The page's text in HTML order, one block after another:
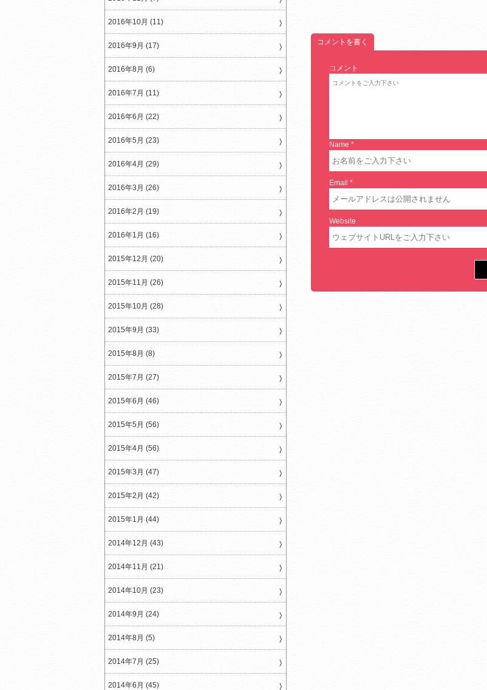
コメントを書く
コメント
Name *
Email *
Website
2016年10月 (11)
2016年9月 (17)
2016年8月 (6)
2016年7月 (11)
2016年6月 (22)
2016年5月 (23)
2016年4月 (29)
2016年3月 (26)
2016年2月 (19)
2016年1月 (16)
2015年12月 (20)
2015年11月 (26)
2015年10月 (28)
2015年9月 (33)
2015年8月 (8)
2015年7月 (27)
2015年6月 (46)
2015年5月 (56)
2015年4月 (56)
2015年3月 (47)
2015年2月 (42)
2015年1月 (44)
2014年12月 (43)
2014年11月 (21)
2014年10月 (23)
2014年9月 (24)
2014年8月 (5)
2014年7月 (25)
2014年6月 (45)